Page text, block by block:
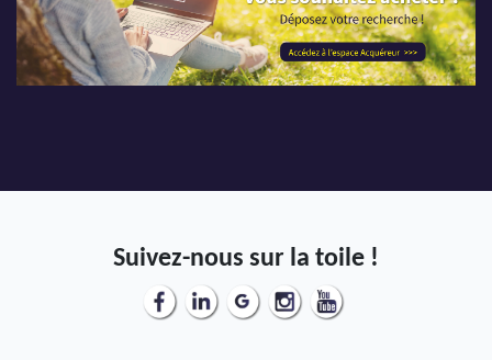
Suivez-nous sur la toile !